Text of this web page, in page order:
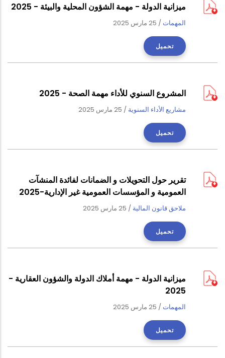
ميزانية الدولة - مهمة الشؤون المحلية والبيئة - 2025
المهمات/ 25 مارس 2025
تحميل
المشروع السنوي للأداء مهمة الصحة - 2025
مشاريع الأداء السنوية / 25 مارس 2025
تحميل
تقرير حول التحويلات و الضمانات لفائدة المنشآت
العمومية و المؤسسات العمومية غير الإدارية-2025
ملاحق قانون المالية / 25 مارس 2025
تحميل
ميزانية الدولة - مهمة أملاك الدولة والشؤون العقارية -
2025
المهمات/ 25 مارس 2025
تحميل